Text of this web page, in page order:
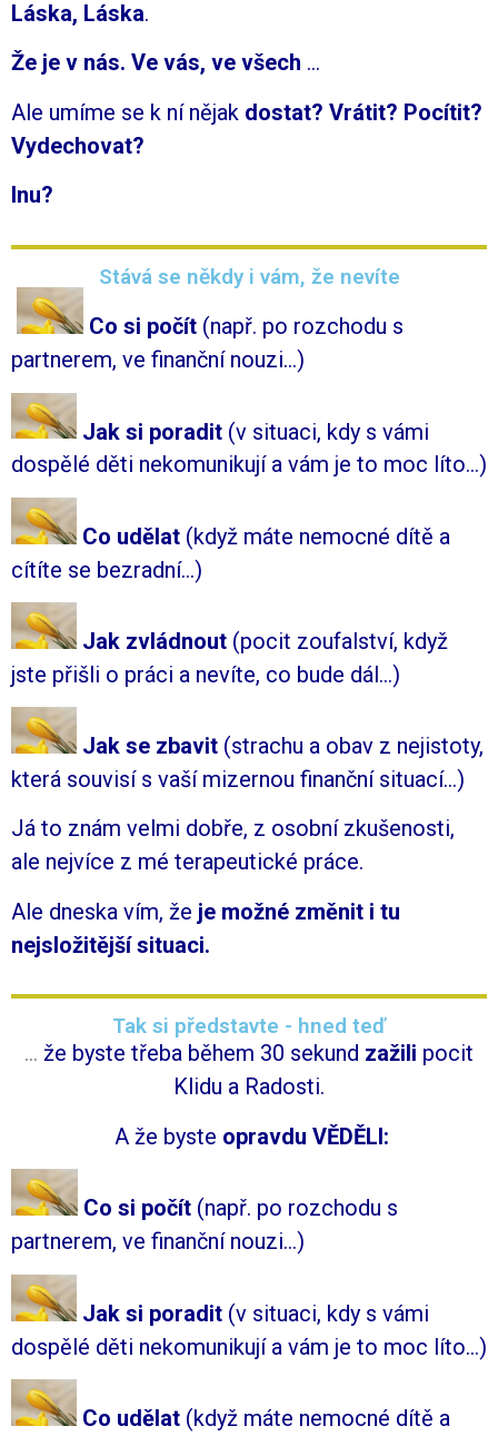
Láska, Láska.
Že je v nás. Ve vás, ve všech …
Ale umíme se k ní nějak dostat? Vrátit? Pocítit?
Vydechovat?
Inu?
Stává se někdy i vám, že nevíte
Co si počít (např. po rozchodu s
partnerem, ve finanční nouzi…)
Jak si poradit (v situaci, kdy s vámi
dospělé děti nekomunikují a vám je to moc líto…)
Co udělat (když máte nemocné dítě a
cítíte se bezradní…)
Jak zvládnout (pocit zoufalství, když
jste přišli o práci a nevíte, co bude dál…)
Jak se zbavit (strachu a obav z nejistoty,
která souvisí s vaší mizernou finanční situací…)
Já to znám velmi dobře, z osobní zkušenosti,
ale nejvíce z mé terapeutické práce.
Ale dneska vím, že je možné změnit i tu
nejsložitější situaci.
Tak si představte - hned teď
… že byste třeba během 30 sekund zažili pocit
Klidu a Radosti.
A že byste opravdu VĚDĚLI:
Co si počít (např. po rozchodu s
partnerem, ve finanční nouzi…)
Jak si poradit (v situaci, kdy s vámi
dospělé děti nekomunikují a vám je to moc líto…)
Co udělat (když máte nemocné dítě a